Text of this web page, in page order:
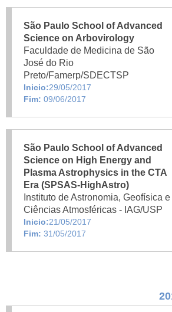
São Paulo School of Advanced
Science on Arbovirology
Faculdade de Medicina de São
José do Rio
Preto/Famerp/SDECTSP
Inicio:29/05/2017
Fim: 09/06/2017
São Paulo School of Advanced
Science on High Energy and
Plasma Astrophysics in the CTA
Era (SPSAS-HighAstro)
Instituto de Astronomia, Geofísica e
Ciências Atmosféricas - IAG/USP
Inicio:21/05/2017
Fim: 31/05/2017